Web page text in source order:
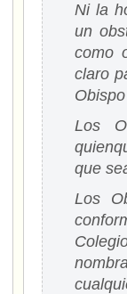
Ni la
un
como
claro
Los
que
Los